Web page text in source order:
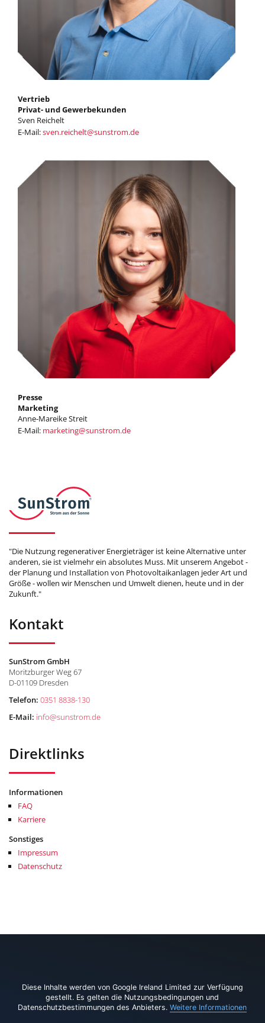
Vertrieb
Privat- und Gewerbekunden
Sven Reichelt
E-Mail:sven.reichelt@sunstrom.de
Presse
Marketing
Anne-Mareike Streit
E-Mail: marketing@sunstrom.de
"Die Nutzung regenerativer Energieträger ist keine Alternative unter
anderen, sie ist vielmehr ein absolutes Muss. Mit unserem Angebot -
der Planung und Installation von Photovoltaikanlagen jeder Art und
Größe - wollen wir Menschen und Umwelt dienen, heute und in der
Zukunft."
Kontakt
SunStrom GmbH
Moritzburger Weg 67
D-01109 Dresden
Telefon: 0351 8838-130
E-Mail: info@sunstrom.de
Direktlinks
Informationen
FAQ
Karriere
Sonstiges
Impressum
Datenschutz
Diese Inhalte werden von Google Ireland Limited zur Verfügung
gestellt. Es gelten die Nutzungsbedingungen und
Datenschutzbestimmungen des Anbieters.Weitere Informationen